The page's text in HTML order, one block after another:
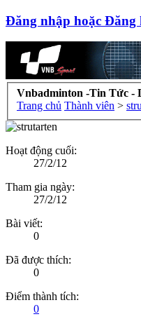
Đăng nhập hoặc Đăng
Vnbadminton -Tin Tức -
Trang chủ Thành viên >
Hoạt động cuối:
27/2/12
Tham gia ngày:
27/2/12
Bài viết:
0
Đã được thích:
0
Điểm thành tích:
0